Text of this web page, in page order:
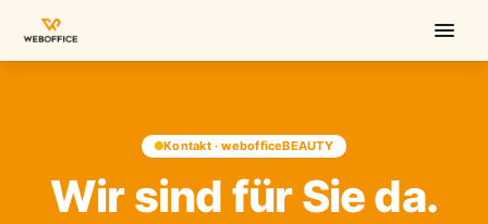
Kontakt · webofficeBEAUTY
Wir sind für Sie da.